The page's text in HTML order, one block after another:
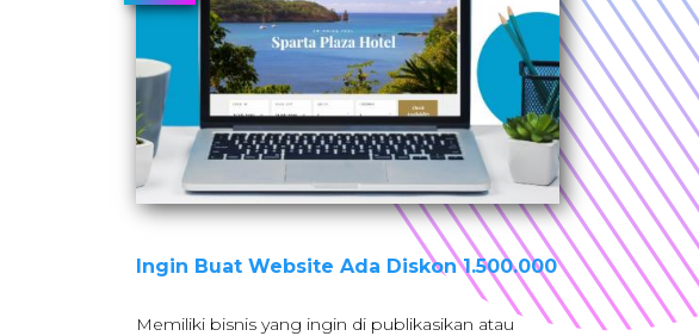
Ingin Buat Website Ada Diskon 1.500.000
Memiliki bisnis yang ingin di publikasikan atau